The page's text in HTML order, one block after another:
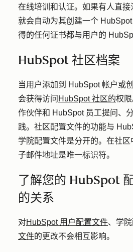
在线培训和认证。如果有人直接
就会自动为其创建一个
得的任何证书都与用户的
HubSpot 社区档案
当用户添加到 HubSpot 帐户或
会获得访问 HubSpot 社区的权
作伙伴和 HubSpot 员工提问、
践。社区配置文件的功能与
学院配置文件是分开的。在社
子邮件地址是唯一标识符。
了解您的 HubSpot
的关系
对HubSpot 用户配置文件、学
文件的更改不会相互影响。